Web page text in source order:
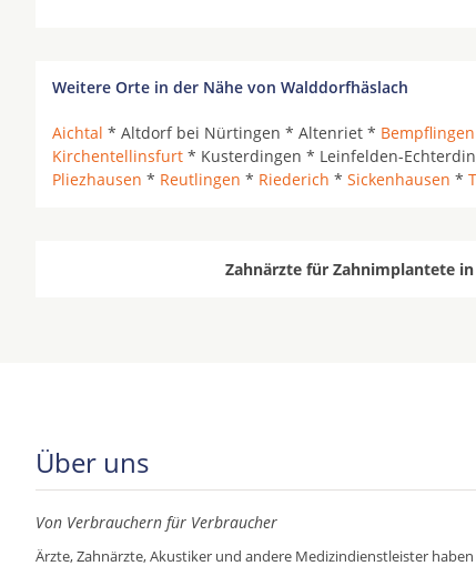
Weitere Orte in der Nähe von Walddorfhäslach
Aichtal * Altdorf bei Nürtingen * Altenriet * Bempflingen
Kirchentellinsfurt * Kusterdingen * Leinfelden-
Pliezhausen * Reutlingen * Riederich * Sickenhausen *
Zahnärzte für Zahnimplantete
Über uns
Von Verbrauchern für Verbraucher
Ärzte, Zahnärzte, Akustiker und andere Medizindienstleister haben